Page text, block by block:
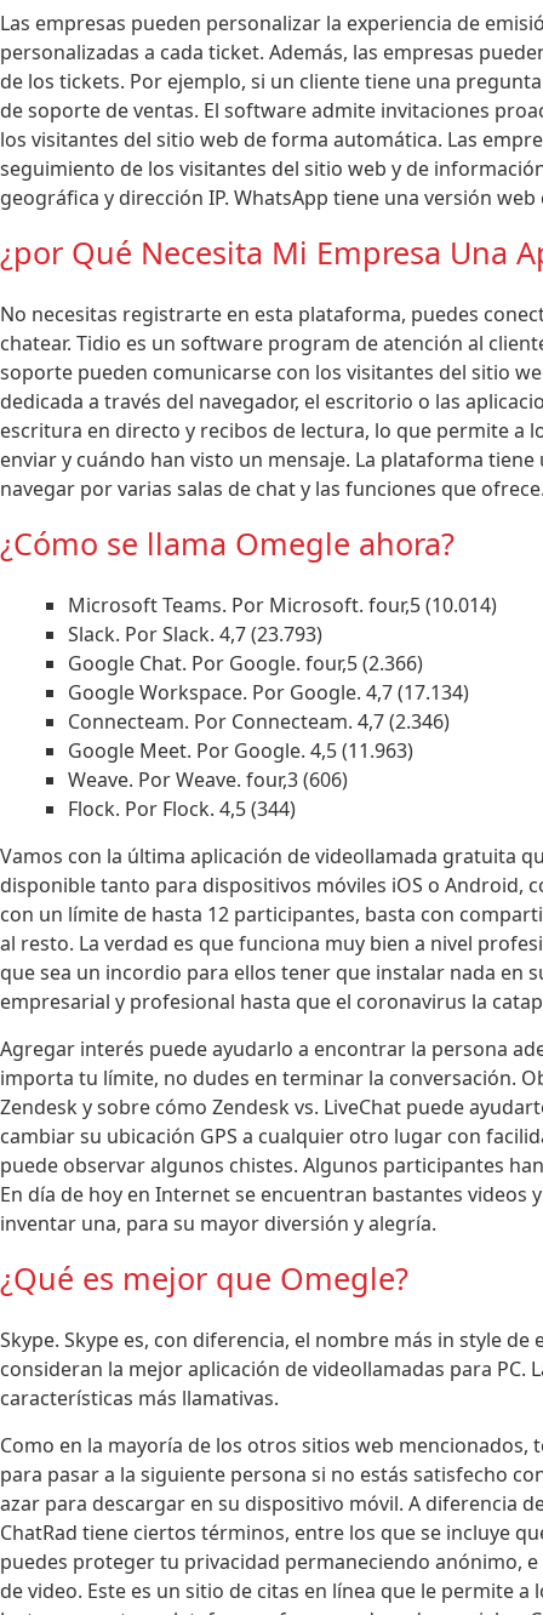
Las empresas pueden personalizar la experiencia de
personalizadas a cada ticket. Además, las empresas
de los tickets. Por ejemplo, si un cliente tiene una
de soporte de ventas. El software admite invitaciones
los visitantes del sitio web de forma automática. Las
seguimiento de los visitantes del sitio web y de
geográfica y dirección IP. WhatsApp tiene una versión
¿por Qué Necesita Mi Empresa Una
No necesitas registrarte en esta plataforma, puedes
chatear. Tidio es un software program de atención al
soporte pueden comunicarse con los visitantes del sitio
dedicada a través del navegador, el escritorio o las
escritura en directo y recibos de lectura, lo que permite a
enviar y cuándo han visto un mensaje. La plataforma
navegar por varias salas de chat y las funciones que
¿Cómo se llama Omegle ahora?
Microsoft Teams. Por Microsoft. four,5 (10.014)
Slack. Por Slack. 4,7 (23.793)
Google Chat. Por Google. four,5 (2.366)
Google Workspace. Por Google. 4,7 (17.134)
Connecteam. Por Connecteam. 4,7 (2.346)
Google Meet. Por Google. 4,5 (11.963)
Weave. Por Weave. four,3 (606)
Flock. Por Flock. 4,5 (344)
Vamos con la última aplicación de videollamada gratuita
disponible tanto para dispositivos móviles iOS o Android,
con un límite de hasta 12 participantes, basta con
al resto. La verdad es que funciona muy bien a nivel
que sea un incordio para ellos tener que instalar nada en
empresarial y profesional hasta que el coronavirus la
Agregar interés puede ayudarlo a encontrar la persona
importa tu límite, no dudes en terminar la conversación.
Zendesk y sobre cómo Zendesk vs. LiveChat puede
cambiar su ubicación GPS a cualquier otro lugar con
puede observar algunos chistes. Algunos participantes
En día de hoy en Internet se encuentran bastantes
inventar una, para su mayor diversión y alegría.
¿Qué es mejor que Omegle?
Skype. Skype es, con diferencia, el nombre más in style
consideran la mejor aplicación de videollamadas para PC.
características más llamativas.
Como en la mayoría de los otros sitios web
para pasar a la siguiente persona si no estás satisfecho
azar para descargar en su dispositivo móvil. A diferencia
ChatRad tiene ciertos términos, entre los que se incluye
puedes proteger tu privacidad permaneciendo anónimo,
de video. Este es un sitio de citas en línea que le permite